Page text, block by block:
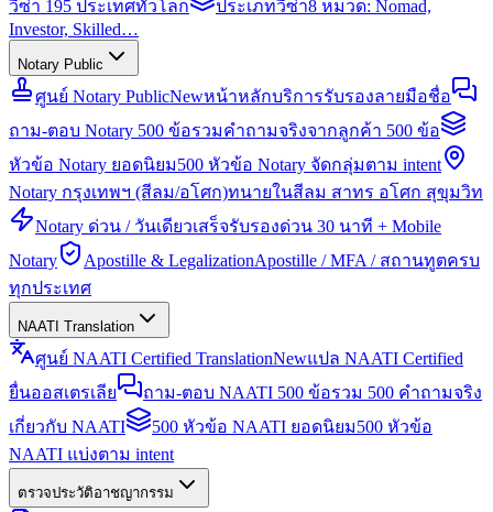
วีซ่า 195 ประเทศทั่วโลก
ประเภทวีซ่า8 หมวด: Nomad,
Investor, Skilled…
Notary Public
ศูนย์ Notary PublicNewหน้าหลักบริการรับรองลายมือชื่อ
ถาม-ตอบ Notary 500 ข้อรวมคำถามจริงจากลูกค้า 500 ข้อ
หัวข้อ Notary ยอดนิยม500 หัวข้อ Notary จัดกลุ่มตาม intent
Notary กรุงเทพฯ (สีลม/อโศก)ทนายในสีลม สาทร อโศก สุขุมวิท
Notary ด่วน / วันเดียวเสร็จรับรองด่วน 30 นาที + Mobile
Notary
Apostille & LegalizationApostille / MFA / สถานทูตครบ
ทุกประเทศ
NAATI Translation
ศูนย์ NAATI Certified TranslationNewแปล NAATI Certified
ยื่นออสเตรเลีย
ถาม-ตอบ NAATI 500 ข้อรวม 500 คำถามจริง
เกี่ยวกับ NAATI
500 หัวข้อ NAATI ยอดนิยม500 หัวข้อ
NAATI แบ่งตาม intent
ตรวจประวัติอาชญากรรม